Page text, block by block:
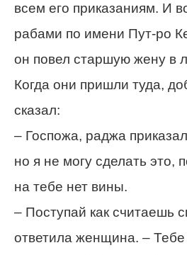
всем его приказаниям. И
рабами по имени Пут-ро
он повел старшую жену в
Когда они пришли туда,
сказал:
– Госпожа, раджа
но я не могу сделать это,
на тебе нет вины.
– Поступай как считаешь
ответила женщина. – Тебе